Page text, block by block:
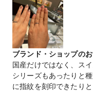
マイナビ限定 来店特典
この店舗のおすすめ特
マイナビ限定＼土日祝早
1,000円分ギフトカード
ブランド・ショップの
国産だけではなく、ス
シリーズもあったりと
に指紋を刻印できたり